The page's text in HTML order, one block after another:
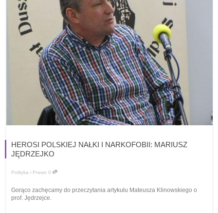
HEROSI POLSKIEJ NAŁKI I NARKOFOBII: MARIUSZ
JĘDRZEJKO
Polityka i Prawo 0
Gorąco zachęcamy do przeczytania artykułu Mateusza Klinowskiego o
prof. Jędrzejce.